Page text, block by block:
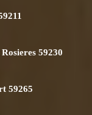
59230
59265